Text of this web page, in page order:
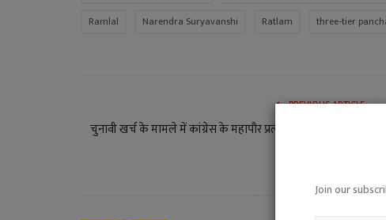
Join our
Ramlal
Narendra Suryavanshi Ratlam three-tier
PREVIOUS ARTICLE
चुनावी खर्च के मामले में कांग्रेस के महापौर प्रत्याशी मयंक जाट पहले